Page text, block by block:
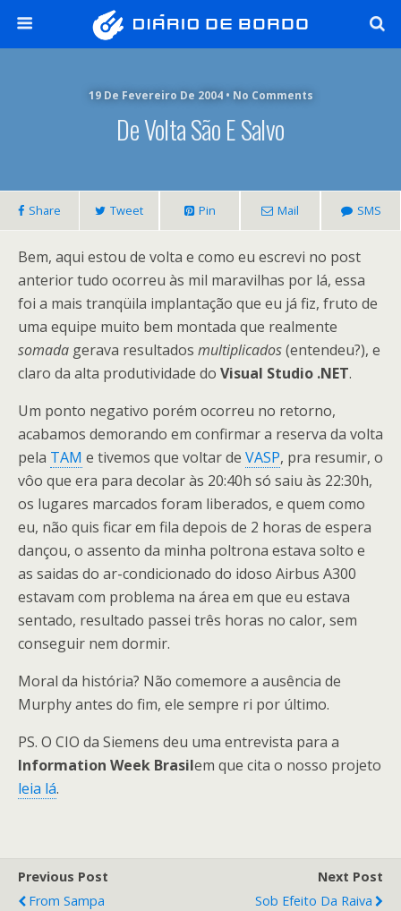
19 De Fevereiro De 2004 • No Comments
De Volta São E Salvo
Share Tweet Pin Mail SMS
Bem, aqui estou de volta e como eu escrevi no post
anterior tudo ocorreu às mil maravilhas por lá, essa
foi a mais tranqüila implantação que eu já fiz, fruto de
uma equipe muito bem montada que realmente
somada gerava resultados multiplicados(entendeu?), e
claro da alta produtividade do Visual Studio .NET.
Um ponto negativo porém ocorreu no retorno,
acabamos demorando em confirmar a reserva da volta
pela TAM e tivemos que voltar de VASP, pra resumir, o
vôo que era para decolar às 20:40h só saiu às 22:30h,
os lugares marcados foram liberados, e quem como
eu, não quis ficar em fila depois de 2 horas de espera
dançou, o assento da minha poltrona estava solto e
as saidas do ar-condicionado do idoso Airbus A300
estavam com problema na área em que eu estava
sentado, resultado passei três horas no calor, sem
conseguir nem dormir.
Moral da história? Não comemore a ausência de
Murphy antes do fim, ele sempre ri por último.
PS. O CIO da Siemens deu uma entrevista para a
Information Week Brasilem que cita o nosso projeto
leia lá.
Previous Post
From Sampa
Next Post
Sob Efeito Da Raiva